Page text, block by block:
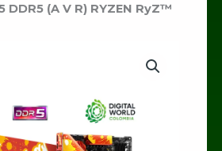
DDR5 (A V R) RYZEN RyZ™